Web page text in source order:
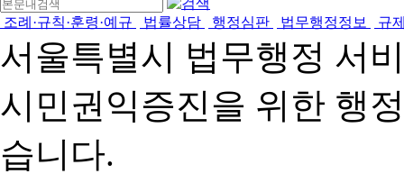
조례·규칙·훈령·예규 법률상담 행정심판 법무행정정보 규
서울특별시 법무행정 서
시민권익증진을 위한 행
습니다.